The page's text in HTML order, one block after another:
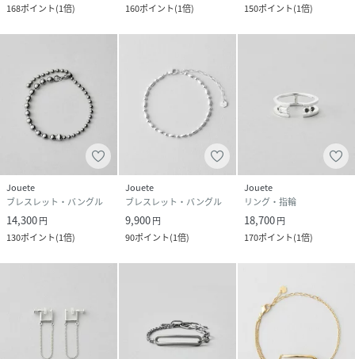
168ポイント(1倍)
160ポイント(1倍)
150ポイント(1倍)
Jouete
ブレスレット・バングル
14,300円
130ポイント(1倍)
Jouete
ブレスレット・バングル
9,900円
90ポイント(1倍)
Jouete
リング・指輪
18,700円
170ポイント(1倍)